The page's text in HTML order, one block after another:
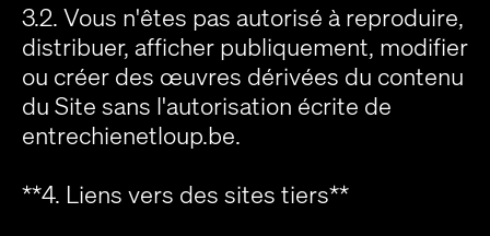
3.2. Vous n'êtes pas autorisé à reproduire,
distribuer, afficher publiquement, modifier
ou créer des œuvres dérivées du contenu
du Site sans l'autorisation écrite de
entrechienetloup.be.
**4. Liens vers des sites tiers**